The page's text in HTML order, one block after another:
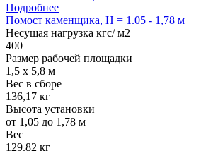
Подробнее
Помост каменщика, H = 1.05 - 1,78 м
Несущая нагрузка кгс/ м2
400
Размер рабочей площадки
1,5 х 5,8 м
Вес в сборе
136,17 кг
Высота установки
от 1,05 до 1,78 м
Вес
129.82 кг